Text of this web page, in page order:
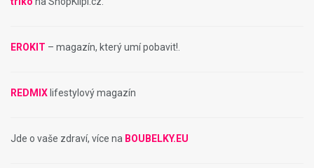
EROKIT – magazín, který umí pobavit!.
REDMIX lifestylový magazín
Jde o vaše zdraví, více na BOUBELKY.EU